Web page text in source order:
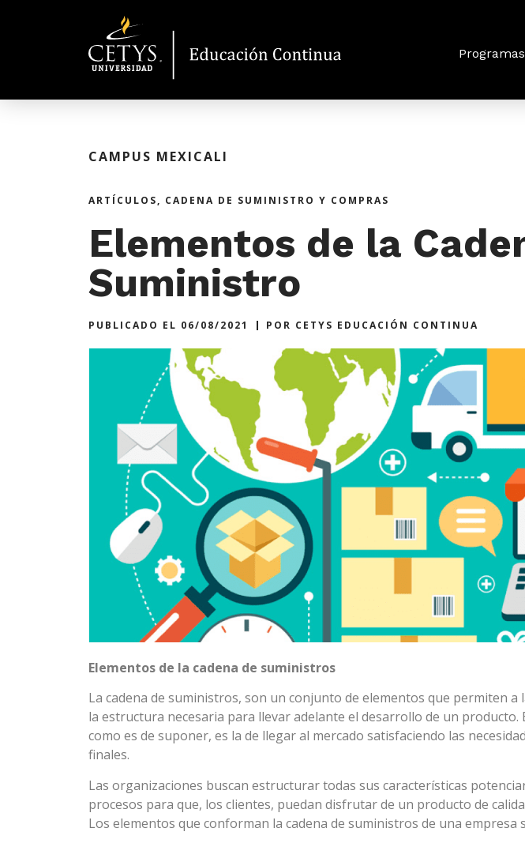
CAMPUS MEXICALI
ARTÍCULOS, CADENA DE SUMINISTRO Y COMPRAS
Elementos de la
Suministro
PUBLICADO EL 06/08/2021 POR CETYS EDUCACIÓN CONTINUA
Elementos de la cadena de suministros
La cadena de suministros, son un conjunto de elementos que permiten a
la estructura necesaria para llevar adelante el desarrollo de un producto.
como es de suponer, es la de llegar al mercado satisfaciendo las
finales.
Las organizaciones buscan estructurar todas sus características
procesos para que, los clientes, puedan disfrutar de un producto de
Los elementos que conforman la cadena de suministros de una empresa